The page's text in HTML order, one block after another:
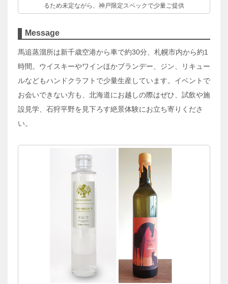
るため未定ながら、神戸限定スペックで少量ご提供
Message
馬追蒸溜所は新千歳空港から車で約30分、札幌市内から約1
時間。ウイスキーやワインほかブランデー、ジン、リキュー
ルなどもハンドクラフトで少量生産しています。イベントで
お会いできない方も、北海道にお越しの際はぜひ、試飲や施
設見学、石狩平野を見下ろす絶景体験にお立ち寄りくださ
い。